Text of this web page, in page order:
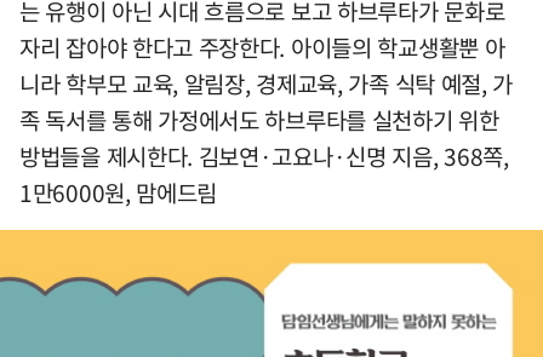
는 유행이 아닌 시대 흐름으로 보고 하브루타가 문화로
자리 잡아야 한다고 주장한다. 아이들의 학교생활뿐 아
니라 학부모 교육, 알림장, 경제교육, 가족 식탁 예절, 가
족 독서를 통해 가정에서도 하브루타를 실천하기 위한
방법들을 제시한다. 김보연·고요나·신명 지음, 368쪽,
1만6000원, 맘에드림